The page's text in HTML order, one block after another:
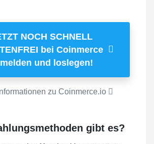
NOCH SCHNELL
bei Coinmerce
und loslegen!
zu Coinmerce.io
gibt es?